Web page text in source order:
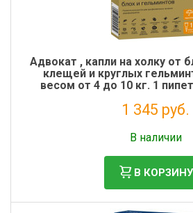
Адвокат , капли на холку от
клещей и круглых
весом от 4 до 10 кг. 1
1 345 руб.
В наличии
В КОРЗИНУ